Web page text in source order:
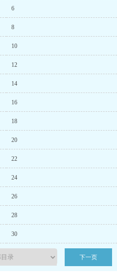
6
8
10
12
14
16
18
20
22
24
26
28
30
下一页